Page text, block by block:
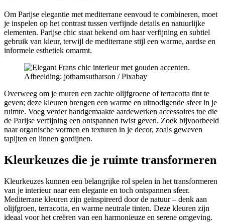
Om Parijse elegantie met mediterrane eenvoud te combineren, moet
je inspelen op het contrast tussen verfijnde details en natuurlijke
elementen. Parijse chic staat bekend om haar verfijning en subtiel
gebruik van kleur, terwijl de mediterrane stijl een warme, aardse en
informele esthetiek omarmt.
Afbeelding: jothamsutharson / Pixabay
Overweeg om je muren een zachte olijfgroene of terracotta tint te
geven; deze kleuren brengen een warme en uitnodigende sfeer in je
ruimte. Voeg verder handgemaakte aardewerken accessoires toe die
de Parijse verfijning een ontspannen twist geven. Zoek bijvoorbeeld
naar organische vormen en texturen in je decor, zoals geweven
tapijten en linnen gordijnen.
Kleurkeuzes die je ruimte transformeren
Kleurkeuzes kunnen een belangrijke rol spelen in het transformeren
van je interieur naar een elegante en toch ontspannen sfeer.
Mediterrane kleuren zijn geïnspireerd door de natuur – denk aan
olijfgroen, terracotta, en warme neutrale tinten. Deze kleuren zijn
ideaal voor het creëren van een harmonieuze en serene omgeving.